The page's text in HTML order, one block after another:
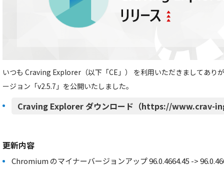
いつも Craving Explorer（以下「CE」） を利用いただきましてあり
ージョン「v2.5.7」を公開いたしました。
Craving Explorer ダウンロード（https://www.crav-
更新内容
Chromium のマイナーバージョンアップ 96.0.4664.45 ->